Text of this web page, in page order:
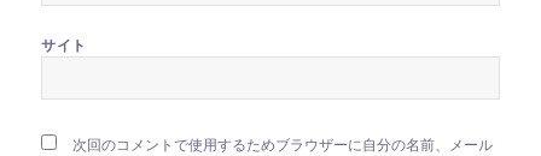
サイト
次回のコメントで使用するためブラウザーに自分の名前、メール